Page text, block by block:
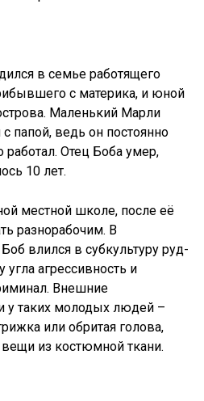
в семье работящего
с материка, и юной
Маленький Марли
папой, ведь он постоянно
работал. Отец Боба умер,
10 лет.
местной школе, после её
разнорабочим. В
влился в субкультуру руд-
агрессивность и
Внешние
у таких молодых людей –
или обритая голова,
из костюмной ткани.